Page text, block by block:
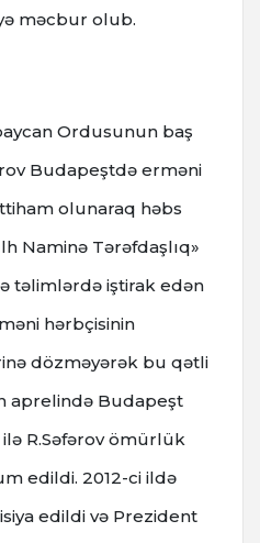
məcbur olub.
Ordusunun baş
Budapeştdə erməni
olunaraq həbs
Naminə Tərəfdaşlıq»
təlimlərdə iştirak edən
hərbçisinin
dözməyərək bu qətli
aprelində Budapeşt
R.Səfərov ömürlük
edildi. 2012-ci ildə
edildi və Prezident